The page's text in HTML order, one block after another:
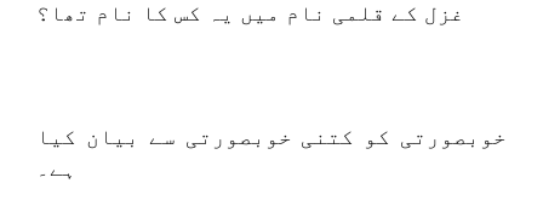
غزل کے قلمی نام میں یہ کس کا نام تھا؟
خوبصورتی کو کتنی خوبصورتی سے بیان کیا
ہے۔